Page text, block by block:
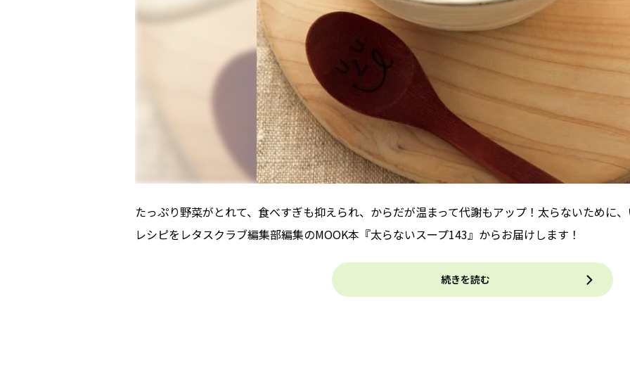
たっぷり野菜がとれて、食べすぎも抑えられ、からだが温まって代謝もアップ！太らないために
レシピをレタスクラブ編集部編集のMOOK本『太らないスープ143』からお届けします！
続きを読む